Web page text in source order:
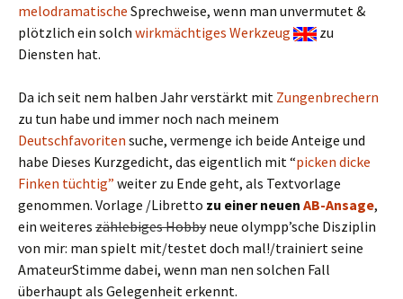
melodramatische Sprechweise, wenn man unvermutet &
plötzlich ein solch wirkmächtiges Werkzeug
zu
Diensten hat.
Da ich seit nem halben Jahr verstärkt mit Zungenbrechern
zu tun habe und immer noch nach meinem
Deutschfavoriten suche, vermenge ich beide Anteige und
habe Dieses Kurzgedicht, das eigentlich mit “picken dicke
Finken tüchtig” weiter zu Ende geht, als Textvorlage
genommen. Vorlage /Libretto zu einer neuen AB-Ansage,
ein weiteres zählebiges Hobby neue olympp’sche Disziplin
von mir: man spielt mit/testet doch mal!/trainiert seine
AmateurStimme dabei, wenn man nen solchen Fall
überhaupt als Gelegenheit erkennt.